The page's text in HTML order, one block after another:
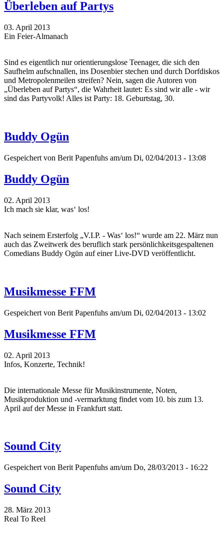
Überleben auf Partys
03. April 2013
Ein Feier-Almanach
Sind es eigentlich nur orientierungslose Teenager, die sich den
Saufhelm aufschnallen, ins Dosenbier stechen und durch Dorfdiskos
und Metropolenmeilen streifen? Nein, sagen die Autoren von
„Überleben auf Partys“, die Wahrheit lautet: Es sind wir alle - wir
sind das Partyvolk! Alles ist Party: 18. Geburtstag, 30.
Buddy Ogün
Gespeichert von Berit Papenfuhs am/um Di, 02/04/2013 - 13:08
Buddy Ogün
02. April 2013
Ich mach sie klar, was‘ los!
Nach seinem Ersterfolg „V.I.P. - Was‘ los!“ wurde am 22. März nun
auch das Zweitwerk des beruflich stark persönlichkeitsgespaltenen
Comedians Buddy Ogün auf einer Live-DVD veröffentlicht.
Musikmesse FFM
Gespeichert von Berit Papenfuhs am/um Di, 02/04/2013 - 13:02
Musikmesse FFM
02. April 2013
Infos, Konzerte, Technik!
Die internationale Messe für Musikinstrumente, Noten,
Musikproduktion und -vermarktung findet vom 10. bis zum 13.
April auf der Messe in Frankfurt statt.
Sound City
Gespeichert von Berit Papenfuhs am/um Do, 28/03/2013 - 16:22
Sound City
28. März 2013
Real To Reel